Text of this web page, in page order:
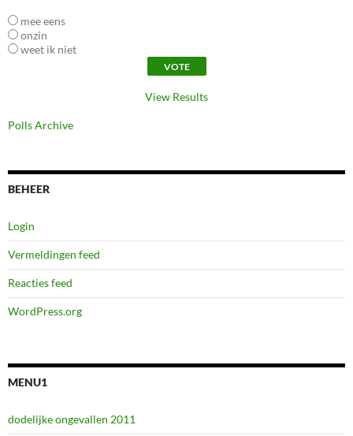
mee eens
onzin
weet ik niet
View Results
Polls Archive
BEHEER
Login
Vermeldingen feed
Reacties feed
WordPress.org
MENU1
dodelijke ongevallen 2011